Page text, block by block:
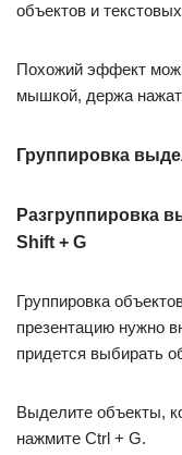
объектов и
Похожий эффект
мышкой, держа
Группировка
Разгруппировка
Shift + G
Группировка
презентацию нужно
придется выбирать
Выделите объекты,
нажмите Ctrl + G.